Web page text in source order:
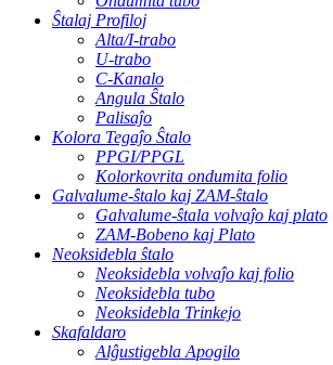
Ŝtalaj Profiloj
Alta/I-trabo
U-trabo
C-Kanalo
Angula Ŝtalo
Palisaĵo
Kolora Tegaĵo Ŝtalo
PPGI/PPGL
Kolorkovrita ondumita folio
Galvalume-ŝtalo kaj ZAM-ŝtalo
Galvalume-ŝtala volvaĵo kaj plato
ZAM-Bobeno kaj Plato
Neoksidebla ŝtalo
Neoksidebla volvaĵo kaj folio
Neoksidebla tubo
Neoksidebla Trinkejo
Skafaldaro
Alĝustigebla Apogilo